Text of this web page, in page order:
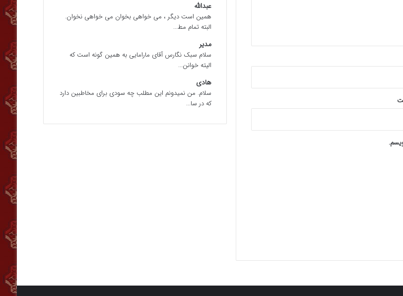
عبدالله
همین است دیگر ، می خواهی بخوان می خواهی نخوان.
البته تمام مط...
مدیر
سلام سبک نگارس آقای مارامایی به همین گونه است که
الیته خوانن...
هادی
سلام. من نمیدونم این مطلب چه سودی برای مخاطبین دارد
که در سا...